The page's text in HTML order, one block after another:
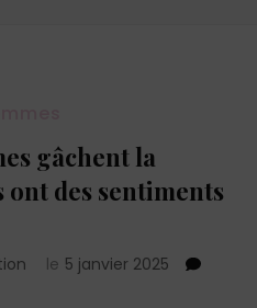
gâchent la
des sentiments
le 5 janvier 2025